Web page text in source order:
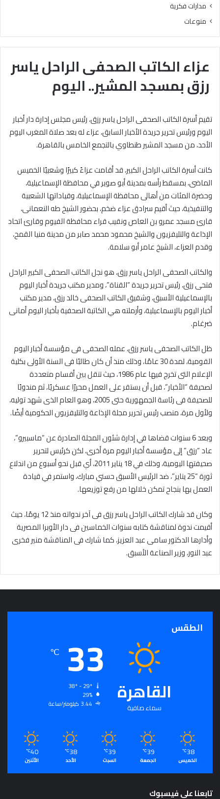
عزاء الكاتب الصحفى الراحل ياسر
رزق بمسجد المشير.. اليوم
تقيم أسرة الكاتب الصحفى الراحل ياسر رزق، رئيس مجلس إدارة دار أخبار
اليوم ورئيس تحرير جريدة الأخبار السابق، عزاء له بعد صلاة المغرب اليوم
الأحد، من مسجد المشير طنطاوي بالتجمع الخامس‏ بالقاهرة.
كانت أسرة الكاتب الراحل الكبير، قد أقامت عزاءً كبيرًا وشعبيًا الخميس
الماضى، بمسقط رأسه بمدينة أبو صوير في محافظة الإسماعيلية،
وحضرة المئات من أهالى محافظة الإسماعيلية، وقياداتها الشعبية
والتنفيذية، حيث أقيم سرادق عزاء ضخم، بحضور الشيخ طه النعمانى،
قارئ مسجد عمرو بن العاص ونقيب قراء محافظة الفيوم وقارئ اتحاد
الإذاعة والتليفزيون والشيخ محمود محمد صابر من مدينة منيا القمح،
وقدم العزاء، الشيخ عامر أبو سلامة.
والكاتب الصحفى الراحل ياسر رزق، هو نجل الكاتب الصحفى الكبير الراحل
فتحى رزق، رئيس تحرير جريدة “القناة”، ومدير مكتب جريدة أخبار اليوم
بالإسماعيلية الأسبق، وشقيق الكاتب الصحفى خالد رزق، مدير مكتب
أخبار اليوم بالإسماعيلية، وأرملته هي الكاتبة الصحفية بأخبار اليوم أمانى
ضرغام.
ظل الكاتب الصحفى ياسر رزق، عمله الصحفى فى مؤسسة أخبار اليوم
القومية، لمدة 30 عامًا، وذلك منذ أن كان طالبًا فى السنة الأولى بكلية
الإعلام التى تخرج فيها عام 1986، حيث تنقل بين أقسام متعددة
لصحيفة “الأخبار”، قبل أن يستقر على العمل محررًا عسكريًا، ثم مندوبًا
للصحيفة فى رئاسة الجمهورية حتى 2005، وهو العام الذى شهد توليه،
ولأول مرة، منصب رئيس تحرير مجلة الإذاعة والتليفزيون الحكومية أيضًا.
وبعد 6 سنوات قضاها في إدارة شئون المجلة الصادرة عن “ماسبيرو”،
عاد “رزق” إلى مؤسسة أخبار اليوم مرة أخرى، لكن كرئيس لتحرير
صحيفتها اليومية، وذلك في 18 يناير 2011، أي قبل نحو أسبوع من اندلاع
ثورة “25 يناير”، ضد الرئيس الأسبق حسني مبارك، واستمر في قيادة
العمل بها بنجاح تمكن خلالها من رفع توزيعها.
وكان قد شارك الكاتب الراحل ياسر رزق فى آخر ندواته منذ 12 يومًا، حيث
أقيمت ندوة لمناقشة كتابه سنوات الخماسين فى دار الأوبرا المصرية
وأدارها الدكتور سامى عبد العزيز، كما شارك فى المناقشة منير فخرى
عبد النور، وزير الصناعة الأسبق.
مدارات فكرية
منوعات
الطقس
القاهرة
سماء صافية
33
℃
29%
3.44 كيلومتر/ساعة
38
℃
الخميس
39
℃
الجمعة
39
℃
السبت
38
℃
الأحد
40
℃
الأثنين
تابعنا على فيسبوك